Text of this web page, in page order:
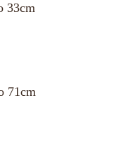
33cm
71cm